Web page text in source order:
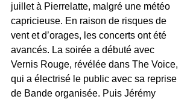
juillet à Pierrelatte, malgré une météo
capricieuse. En raison de risques de
vent et d’orages, les concerts ont été
avancés. La soirée a débuté avec
Vernis Rouge, révélée dans The Voice,
qui a électrisé le public avec sa reprise
de Bande organisée. Puis Jérémy